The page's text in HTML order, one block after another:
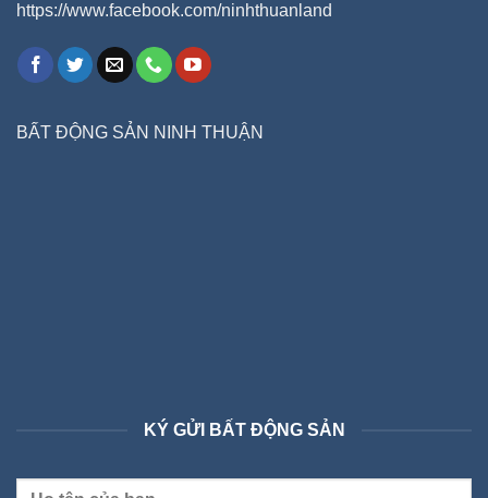
https://www.facebook.com/ninhthuanland
BẤT ĐỘNG SẢN NINH THUẬN
KÝ GỬI BẤT ĐỘNG SẢN